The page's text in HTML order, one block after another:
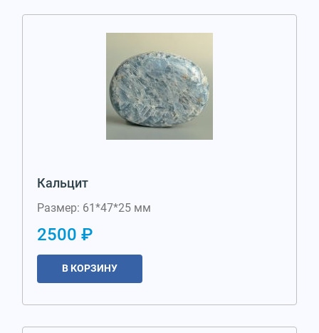
Кальцит
Размер: 61*47*25 мм
2500 ₽
В КОРЗИНУ